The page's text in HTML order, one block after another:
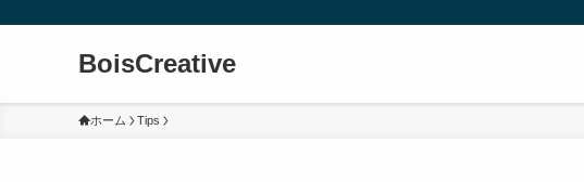
BoisCreative
ホーム Tips